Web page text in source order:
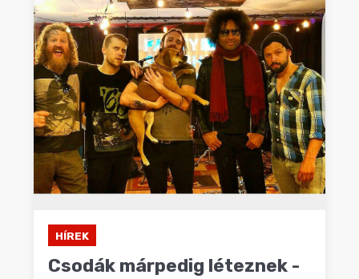
HÍREK
Csodák márpedig léteznek -